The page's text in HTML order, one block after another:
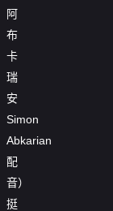
阿
布
卡
瑞
安
Simon
Abkarian
配
音）
挺